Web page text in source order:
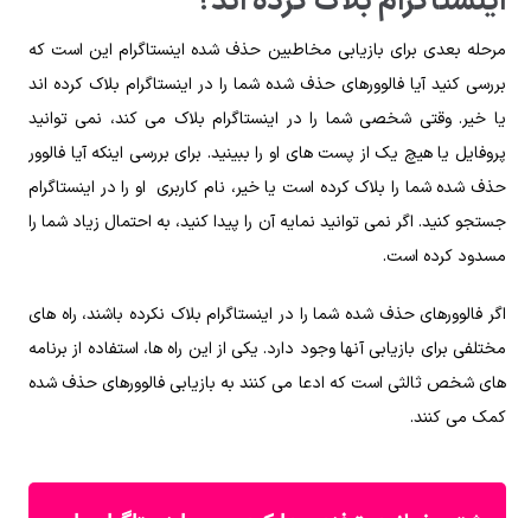
مرحله بعدی برای بازیابی مخاطبین حذف شده اینستاگرام این است که
بررسی کنید آیا فالوورهای حذف شده شما را در اینستاگرام بلاک کرده اند
یا خیر. وقتی شخصی شما را در اینستاگرام بلاک می‌ کند، نمی ‌توانید
پروفایل یا هیچ یک از پست‌ های او را ببینید. برای بررسی اینکه آیا فالوور
حذف شده شما را بلاک کرده است یا خیر، نام کاربری او را در اینستاگرام
جستجو کنید. اگر نمی توانید نمایه آن را پیدا کنید، به احتمال زیاد شما را
مسدود کرده است.
اگر فالوورهای حذف شده شما را در اینستاگرام بلاک نکرده باشند، راه های
مختلفی برای بازیابی آنها وجود دارد. یکی از این راه ها، استفاده از برنامه
های شخص ثالثی است که ادعا می کنند به بازیابی فالوورهای حذف شده
کمک می کنند.